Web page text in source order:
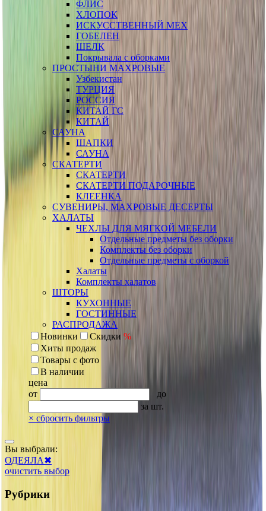
ФЛИС
ХЛОПОК
ИСКУССТВЕННЫЙ МЕХ
ГОБЕЛЕН
ШЕЛК
Покрывала с оборками
ПРОСТЫНИ МАХРОВЫЕ
Узбекистан
ТУРЦИЯ
РОССИЯ
КИТАЙ ГС
КИТАЙ
САУНА
ШАПКИ
САУНА
СКАТЕРТИ
СКАТЕРТИ
СКАТЕРТИ ПОДАРОЧНЫЕ
КЛЕЕНКА
СУВЕНИРЫ, МАХРОВЫЕ ДЕСЕРТЫ
ХАЛАТЫ
ЧЕХЛЫ ДЛЯ МЯГКОЙ МЕБЕЛИ
Отдельные предметы без оборки
Комплекты без оборки
Отдельные предметы с оборкой
Халаты
Комплекты халатов
ШТОРЫ
КУХОННЫЕ
ГОСТИННЫЕ
РАСПРОДАЖА
Новинки
Скидки %
Хиты продаж
Товары с фото
В наличии
цена
от
до
за шт.
× сбросить фильтры
Вы выбрали:
ОДЕЯЛА✖
очистить выбор
Рубрики